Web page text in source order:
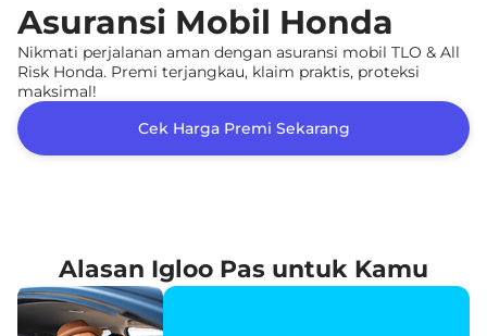
Asuransi Mobil Honda
Nikmati perjalanan aman dengan asuransi mobil TLO & All
Risk Honda. Premi terjangkau, klaim praktis, proteksi
maksimal!
Cek Harga Premi Sekarang
Alasan Igloo Pas untuk Kamu